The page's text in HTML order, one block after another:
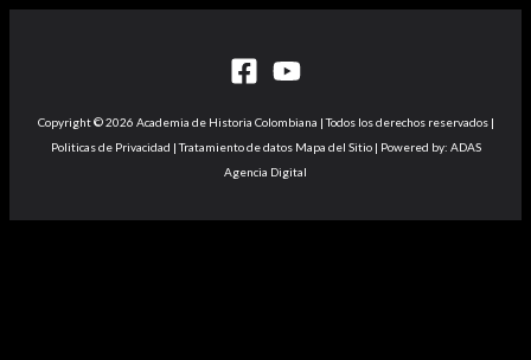
Copyright © 2026 Academia de Historia Colombiana | Todos los derechos reservados |
Politicas de Privacidad | Tratamiento de datos Mapa del Sitio | Powered by: ADAS
Agencia Digital